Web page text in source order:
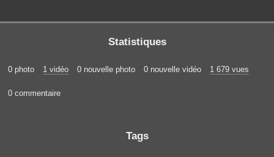
Statistiques
0 photo 1 vidéo 0 nouvelle photo 0 nouvelle vidéo 1 679 vues
0 commentaire
Tags